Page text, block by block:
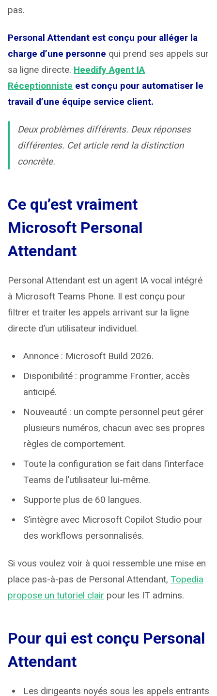
pas.
Personal Attendant est conçu pour alléger la
charge d’une personne qui prend ses appels sur
sa ligne directe. Heedify Agent IA
Réceptionniste est conçu pour automatiser le
travail d’une équipe service client.
Deux problèmes différents. Deux réponses
différentes. Cet article rend la distinction
concrète.
Ce qu’est vraiment
Microsoft Personal
Attendant
Personal Attendant est un agent IA vocal intégré
à Microsoft Teams Phone. Il est conçu pour
filtrer et traiter les appels arrivant sur la ligne
directe d’un utilisateur individuel.
Annonce : Microsoft Build 2026.
Disponibilité : programme Frontier, accès
anticipé.
Nouveauté : un compte personnel peut gérer
plusieurs numéros, chacun avec ses propres
règles de comportement.
Toute la configuration se fait dans l’interface
Teams de l’utilisateur lui-même.
Supporte plus de 60 langues.
S’intègre avec Microsoft Copilot Studio pour
des workflows personnalisés.
Si vous voulez voir à quoi ressemble une mise en
place pas-à-pas de Personal Attendant, Topedia
propose un tutoriel clair pour les IT admins.
Pour qui est conçu Personal
Attendant
Les dirigeants noyés sous les appels entrants